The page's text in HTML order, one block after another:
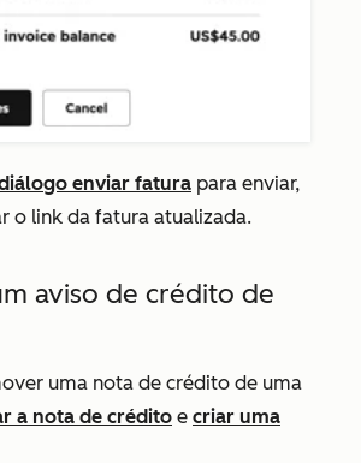
enviar fatura para enviar,
o link da fatura atualizada.
aviso de crédito de
uma nota de crédito de uma
a nota de crédito e criar uma